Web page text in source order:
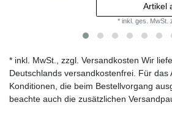
Artikel
* inkl. ges. MwSt.
* inkl. MwSt., zzgl. Versandkosten Wir
Deutschlands versandkostenfrei. Für das
Konditionen, die beim Bestellvorgang
beachte auch die zusätzlichen